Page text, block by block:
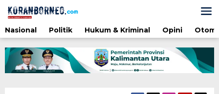
konten
Nasional
Politik Hukum & Kriminal Opini